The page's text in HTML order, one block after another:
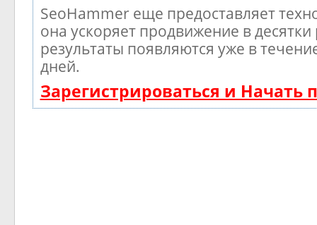
SeoHammer еще предоставляет
она ускоряет продвижение в
результаты появляются уже в
дней.
Зарегистрироваться и Начать